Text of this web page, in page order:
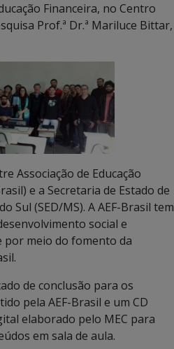
Financeira, no Centro
Prof.ª Dr.ª Mariluce Bittar,
Associação de Educação
e a Secretaria de Estado de
Sul (SED/MS). A AEF-Brasil tem
social e
por meio do fomento da
de conclusão para os
pela AEF-Brasil e um CD
elaborado pelo MEC para
em sala de aula.